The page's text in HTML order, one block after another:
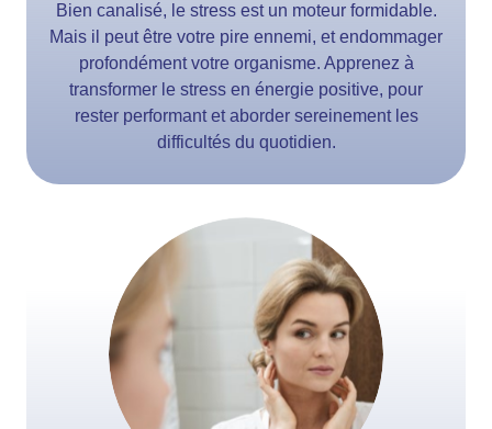
Bien canalisé, le stress est un moteur formidable.
Mais il peut être votre pire ennemi, et endommager
profondément votre organisme. Apprenez à
transformer le stress en énergie positive, pour
rester performant et aborder sereinement les
difficultés du quotidien.